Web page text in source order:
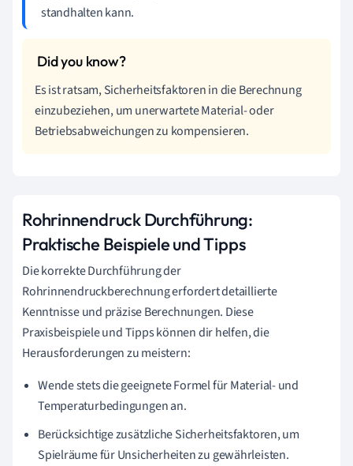
standhalten kann.
Es ist ratsam, Sicherheitsfaktoren in die Berechnung
einzubeziehen, um unerwartete Material- oder
Betriebsabweichungen zu kompensieren.
Rohrinnendruck Durchführung:
Praktische Beispiele und Tipps
Die korrekte Durchführung der
Rohrinnendruckberechnung erfordert detaillierte
Kenntnisse und präzise Berechnungen. Diese
Praxisbeispiele und Tipps können dir helfen, die
Herausforderungen zu meistern:
Wende stets die geeignete Formel für Material- und
Temperaturbedingungen an.
Berücksichtige zusätzliche Sicherheitsfaktoren, um
Spielräume für Unsicherheiten zu gewährleisten.